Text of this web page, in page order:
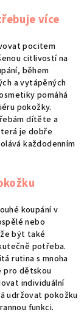
více
pocitem
citlivostí na
během
a vytápěných
pomáhá
pokožky.
dítěte a
je dobře
každodenním
koupání v
nebo
být také
potřeba.
rutina s mnoha
pro dětskou
individuální
udržovat pokožku
funkci.